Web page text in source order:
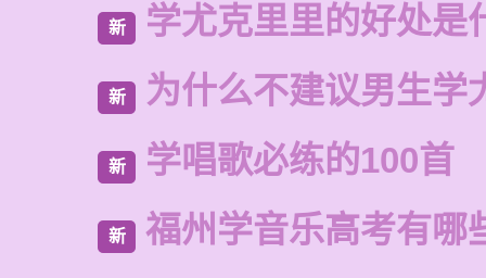
新 学尤克里里的好处是
新 为什么不建议男生学
新 学唱歌必练的100首
新 福州学音乐高考有哪